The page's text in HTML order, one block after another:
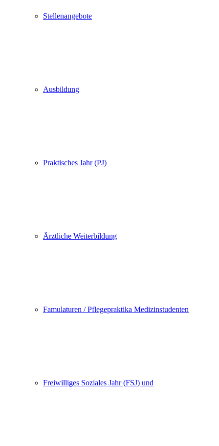
Stellenangebote
Ausbildung
Praktisches Jahr (PJ)
Ärztliche Weiterbildung
Famulaturen / Pflegepraktika Medizinstudenten
Freiwilliges Soziales Jahr (FSJ) und